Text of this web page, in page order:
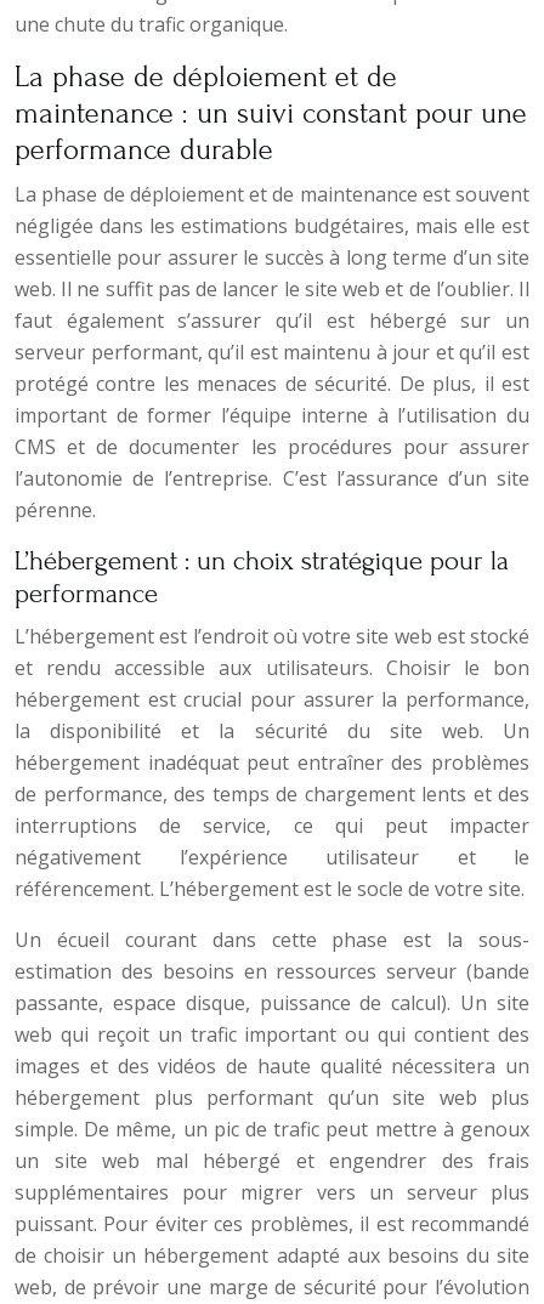
une chute du trafic organique.
La phase de déploiement et de
maintenance : un suivi constant pour une
performance durable
La phase de déploiement et de maintenance est souvent
négligée dans les estimations budgétaires, mais elle est
essentielle pour assurer le succès à long terme d’un site
web. Il ne suffit pas de lancer le site web et de l’oublier. Il
faut également s’assurer qu’il est hébergé sur un
serveur performant, qu’il est maintenu à jour et qu’il est
protégé contre les menaces de sécurité. De plus, il est
important de former l’équipe interne à l’utilisation du
CMS et de documenter les procédures pour assurer
l’autonomie de l’entreprise. C’est l’assurance d’un site
pérenne.
L’hébergement : un choix stratégique pour la
performance
L’hébergement est l’endroit où votre site web est stocké
et rendu accessible aux utilisateurs. Choisir le bon
hébergement est crucial pour assurer la performance,
la disponibilité et la sécurité du site web. Un
hébergement inadéquat peut entraîner des problèmes
de performance, des temps de chargement lents et des
interruptions de service, ce qui peut impacter
négativement l’expérience utilisateur et le
référencement. L’hébergement est le socle de votre site.
Un écueil courant dans cette phase est la sous-
estimation des besoins en ressources serveur (bande
passante, espace disque, puissance de calcul). Un site
web qui reçoit un trafic important ou qui contient des
images et des vidéos de haute qualité nécessitera un
hébergement plus performant qu’un site web plus
simple. De même, un pic de trafic peut mettre à genoux
un site web mal hébergé et engendrer des frais
supplémentaires pour migrer vers un serveur plus
puissant. Pour éviter ces problèmes, il est recommandé
de choisir un hébergement adapté aux besoins du site
web, de prévoir une marge de sécurité pour l’évolution